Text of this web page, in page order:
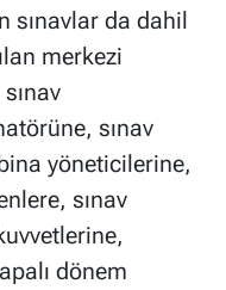
sınavlar da dahil
merkezi
sınav
yöneticilerine,
sınav
dönem